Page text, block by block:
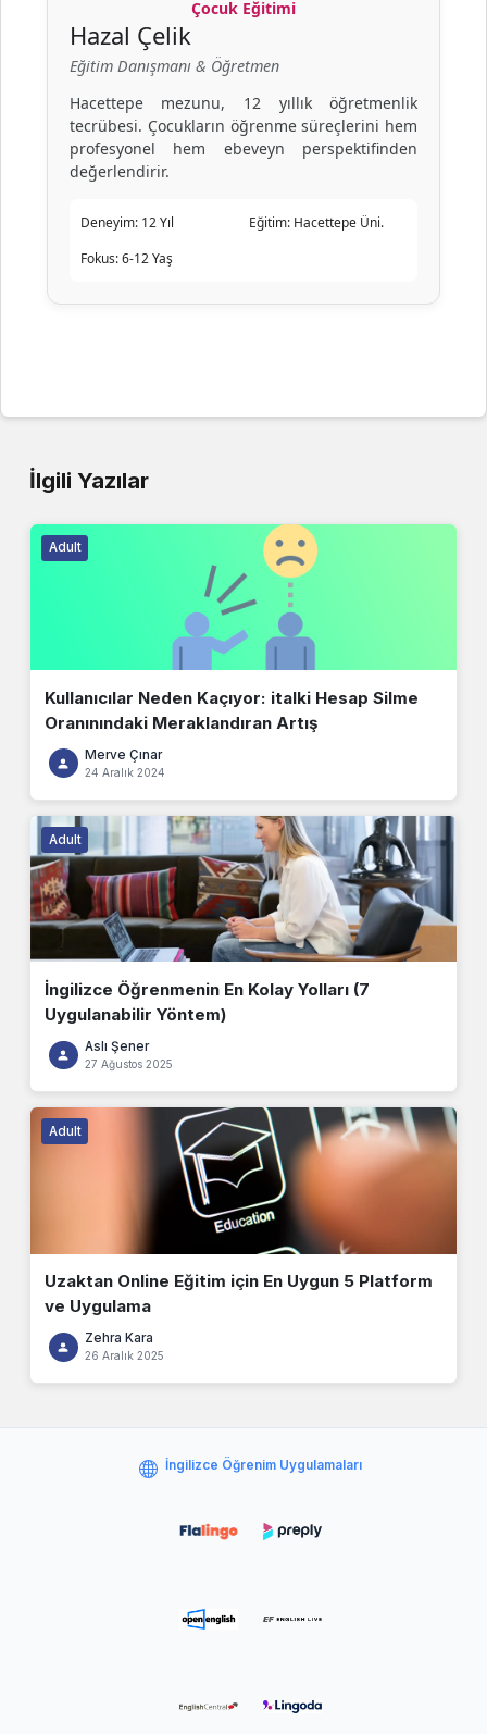
Çocuk Eğitimi
Hazal Çelik
Eğitim Danışmanı & Öğretmen
Hacettepe mezunu, 12 yıllık öğretmenlik
tecrübesi. Çocukların öğrenme süreçlerini hem
profesyonel hem ebeveyn perspektifinden
değerlendirir.
Deneyim:12 Yıl Eğitim: Hacettepe Üni.
Fokus:6-12 Yaş
İlgili Yazılar
Adult
Kullanıcılar Neden Kaçıyor: italki Hesap Silme
Oranınındaki Meraklandıran Artış
Merve Çınar
24 Aralık 2024
Adult
İngilizce Öğrenmenin En Kolay Yolları (7
Uygulanabilir Yöntem)
Aslı Şener
27 Ağustos 2025
Adult
Uzaktan Online Eğitim için En Uygun 5 Platform
ve Uygulama
Zehra Kara
26 Aralık 2025
İngilizce Öğrenim Uygulamaları